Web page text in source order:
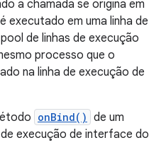
a chamada se origina em
em uma linha de
de linhas de execução
processo que o
na linha de execução de
onBind() de um
execução de interface do